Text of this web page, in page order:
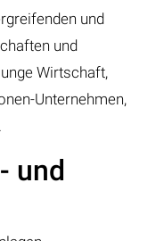
und
und
Wirtschaft,
Unternehmen,
und